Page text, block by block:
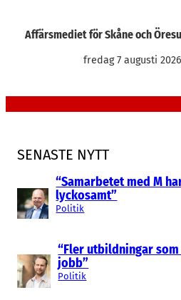
Affärsmediet för Skåne och
fredag 7 augusti 2026
SENASTE NYTT
“Samarbetet med M
lyckosamt”
Politik
“Fler utbildningar
jobb”
Politik